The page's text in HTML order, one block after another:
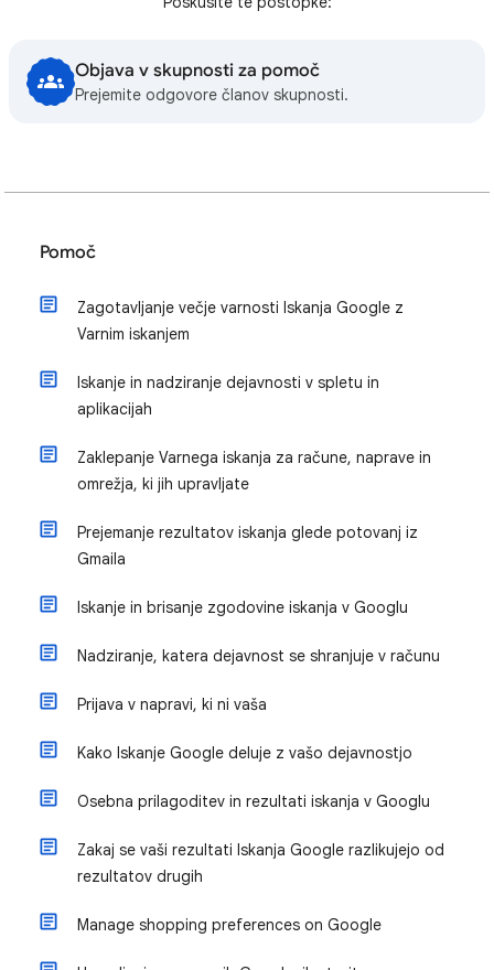
Objava v skupnosti za pomoč
Prejemite odgovore članov skupnosti.
Pomoč
Zagotavljanje večje varnosti Iskanja Google z
Varnim iskanjem
Iskanje in nadziranje dejavnosti v spletu in
aplikacijah
Zaklepanje Varnega iskanja za račune, naprave in
omrežja, ki jih upravljate
Prejemanje rezultatov iskanja glede potovanj iz
Gmaila
Iskanje in brisanje zgodovine iskanja v Googlu
Nadziranje, katera dejavnost se shranjuje v računu
Prijava v napravi, ki ni vaša
Kako Iskanje Google deluje z vašo dejavnostjo
Osebna prilagoditev in rezultati iskanja v Googlu
Zakaj se vaši rezultati Iskanja Google razlikujejo od
rezultatov drugih
Manage shopping preferences on Google